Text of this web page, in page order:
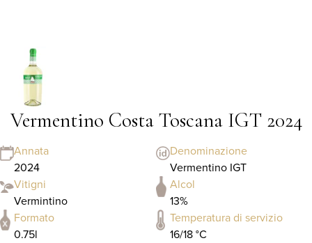
Vermentino Costa Toscana IGT 2024
Annata
2024
Denominazione
Vermentino IGT
Vitigni
Vermintino
Alcol
13%
Formato
0.75l
Temperatura di servizio
16/18 °C